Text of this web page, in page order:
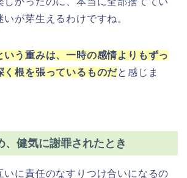
が芽生えるわけですね。
いう重みは、一時の感情よりもずっ
く根を張っているものだと感じま
、健気に謝罪されたとき
いに責任のなすりつけ合いになるの